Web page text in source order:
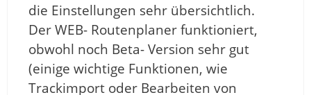
die Einstellungen sehr übersichtlich.
Der WEB- Routenplaner funktioniert,
obwohl noch Beta- Version sehr gut
(einige wichtige Funktionen, wie
Trackimport oder Bearbeiten von